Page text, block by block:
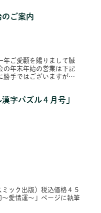
ご案内
年ご愛顧を賜りまして誠
の年末年始の営業は下記
勝手ではございますがど
漢字パズル４月号」
ック出版）税込価格４５
愛情運～」ページに執筆